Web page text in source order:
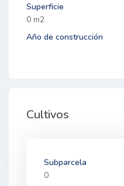
Superficie
0 m2
Año de construcción
Cultivos
Subparcela
0